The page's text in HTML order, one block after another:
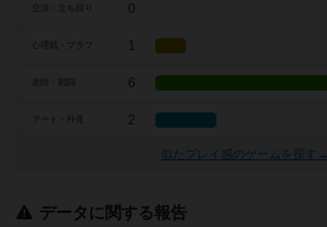
0
1
6
アート・外見 2
似たプレイ感のゲームを探す→
データに関する報告